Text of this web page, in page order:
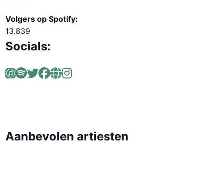
Volgers op Spotify:
13.839
Socials:
Aanbevolen artiesten